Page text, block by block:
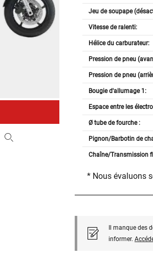
Jeu de soupape
Vitesse de ralenti:
Hélice du carburateur:
Pression de pneu
Pression de pneu
Bougie d'allumage 1:
Espace entre les
Ø tube de fourche :
Pignon/Barbotin de
Chaîne/Transmission
* Nous évaluons
Il manque des
informer.